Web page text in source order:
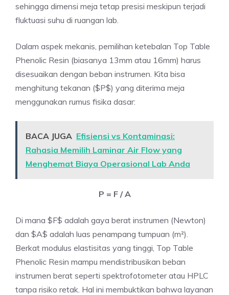
sehingga dimensi meja tetap presisi meskipun terjadi
fluktuasi suhu di ruangan lab.
Dalam aspek mekanis, pemilihan ketebalan Top Table
Phenolic Resin (biasanya 13mm atau 16mm) harus
disesuaikan dengan beban instrumen. Kita bisa
menghitung tekanan ($P$) yang diterima meja
menggunakan rumus fisika dasar:
BACA JUGA Efisiensi vs Kontaminasi:
Rahasia Memilih Laminar Air Flow yang
Menghemat Biaya Operasional Lab Anda
P = F / A
Di mana $F$ adalah gaya berat instrumen (Newton)
dan $A$ adalah luas penampang tumpuan (m²).
Berkat modulus elastisitas yang tinggi, Top Table
Phenolic Resin mampu mendistribusikan beban
instrumen berat seperti spektrofotometer atau HPLC
tanpa risiko retak. Hal ini membuktikan bahwa layanan